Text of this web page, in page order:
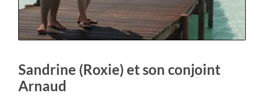
Sandrine (Roxie) et son conjoint
Arnaud